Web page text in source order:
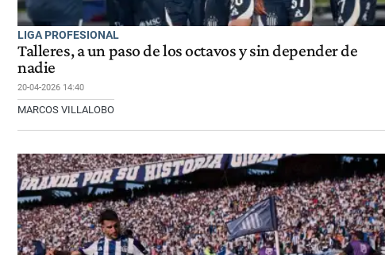
LIGA PROFESIONAL
Talleres, a un paso de los octavos y sin depender de
nadie
20-04-2026 14:40
MARCOS VILLALOBO